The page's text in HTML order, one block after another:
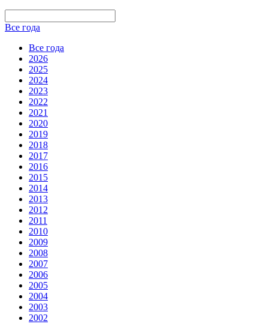
Все года
Все года
2026
2025
2024
2023
2022
2021
2020
2019
2018
2017
2016
2015
2014
2013
2012
2011
2010
2009
2008
2007
2006
2005
2004
2003
2002